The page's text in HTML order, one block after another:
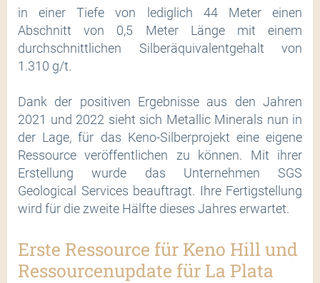
in einer Tiefe von lediglich 44 Meter einen
Abschnitt von 0,5 Meter Länge mit einem
durchschnittlichen Silberäquivalentgehalt von
1.310 g/t.
Dank der positiven Ergebnisse aus den Jahren
2021 und 2022 sieht sich Metallic Minerals nun in
der Lage, für das Keno-Silberprojekt eine eigene
Ressource veröffentlichen zu können. Mit ihrer
Erstellung wurde das Unternehmen SGS
Geological Services beauftragt. Ihre Fertigstellung
wird für die zweite Hälfte dieses Jahres erwartet.
Erste Ressource für Keno Hill und
Ressourcenupdate für La Plata